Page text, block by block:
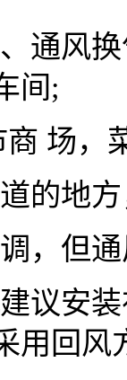
通风
间;
场，
的地
，但
议安
用回